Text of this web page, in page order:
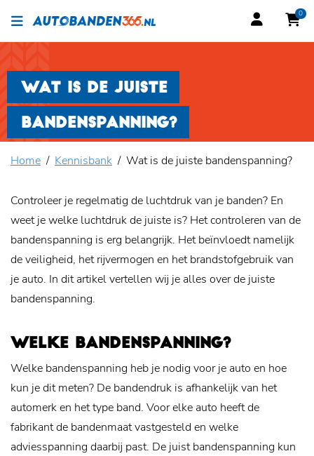
0
WAT IS DE JUISTE
BANDENSPANNING?
Home Kennisbank Wat is de juiste bandenspanning?
Controleer je regelmatig de luchtdruk van je banden? En
weet je welke luchtdruk de juiste is? Het controleren van de
bandenspanning is erg belangrijk. Het beïnvloedt namelijk
de veiligheid, het rijvermogen en het brandstofgebruik van
je auto. In dit artikel vertellen wij je alles over de juiste
bandenspanning.
WELKE BANDENSPANNING?
Welke bandenspanning heb je nodig voor je auto en hoe
kun je dit meten? De bandendruk is afhankelijk van het
automerk en het type band. Voor elke auto heeft de
fabrikant de bandenmaat vastgesteld en welke
adviesspanning daarbij past. De juist bandenspanning kun